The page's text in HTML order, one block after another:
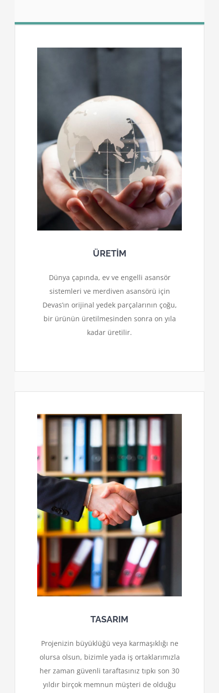
ÜRETİM
Dünya çapında, ev ve engelli asansör
sistemleri ve merdiven asansörü için
Devas’ın orijinal yedek parçalarının çoğu,
bir ürünün üretilmesinden sonra on yıla
kadar üretilir.
TASARIM
Projenizin büyüklüğü veya karmaşıklığı ne
olursa olsun, bizimle yada iş ortaklarımızla
her zaman güvenli taraftasınız tıpkı son 30
yıldır birçok memnun müşteri de olduğu